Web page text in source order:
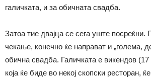
галичката, и за обичната свадба.
Затоа тие двајца се сега уште посреќни.
чекање, конечно ќе направат и „голема,
обична свадба. Галичката е викендов (17
која ќе биде во некој скопски ресторан,